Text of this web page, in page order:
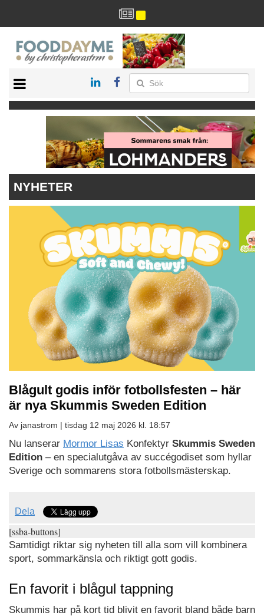
DRYCK
RECEPT
RESTAURANG
NYHETER
Blågult godis inför fotbollsfesten – här
är nya Skummis Sweden Edition
Av janastrom | tisdag 12 maj 2026 kl. 18:57
Nu lanserar Mormor Lisas Konfektyr Skummis Sweden
Edition – en specialutgåva av succégodiset som hyllar
Sverige och sommarens stora fotbollsmästerskap.
Dela
[ssba-buttons]
Samtidigt riktar sig nyheten till alla som vill kombinera
sport, sommarkänsla och riktigt gott godis.
En favorit i blågul tappning
Skummis har på kort tid blivit en favorit bland både barn